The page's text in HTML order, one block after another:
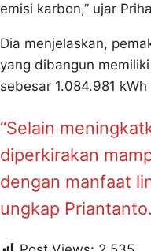
emisi karbon,” ujar
Dia menjelaskan,
yang dibangun
sebesar 1.084.981
“Selain
diperkirakan
dengan manfaat
ungkap Priantanto.